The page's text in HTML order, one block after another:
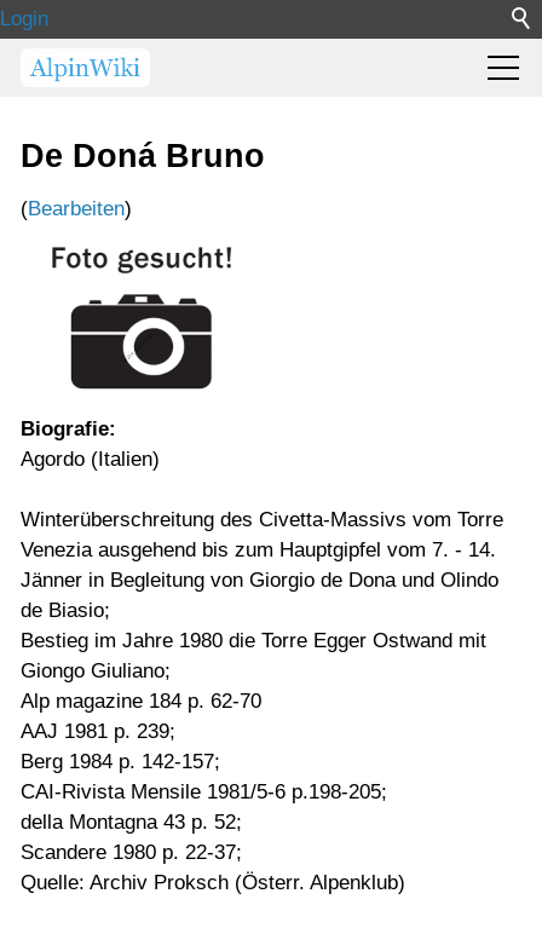
Login
De Doná Bruno
(Bearbeiten)
Biografie:
Agordo (Italien)
Winterüberschreitung des Civetta-Massivs vom Torre
Venezia ausgehend bis zum Hauptgipfel vom 7. - 14.
Jänner in Begleitung von Giorgio de Dona und Olindo
de Biasio;
Bestieg im Jahre 1980 die Torre Egger Ostwand mit
Giongo Giuliano;
Alp magazine 184 p. 62-70
AAJ 1981 p. 239;
Berg 1984 p. 142-157;
CAI-Rivista Mensile 1981/5-6 p.198-205;
della Montagna 43 p. 52;
Scandere 1980 p. 22-37;
Quelle: Archiv Proksch (Österr. Alpenklub)